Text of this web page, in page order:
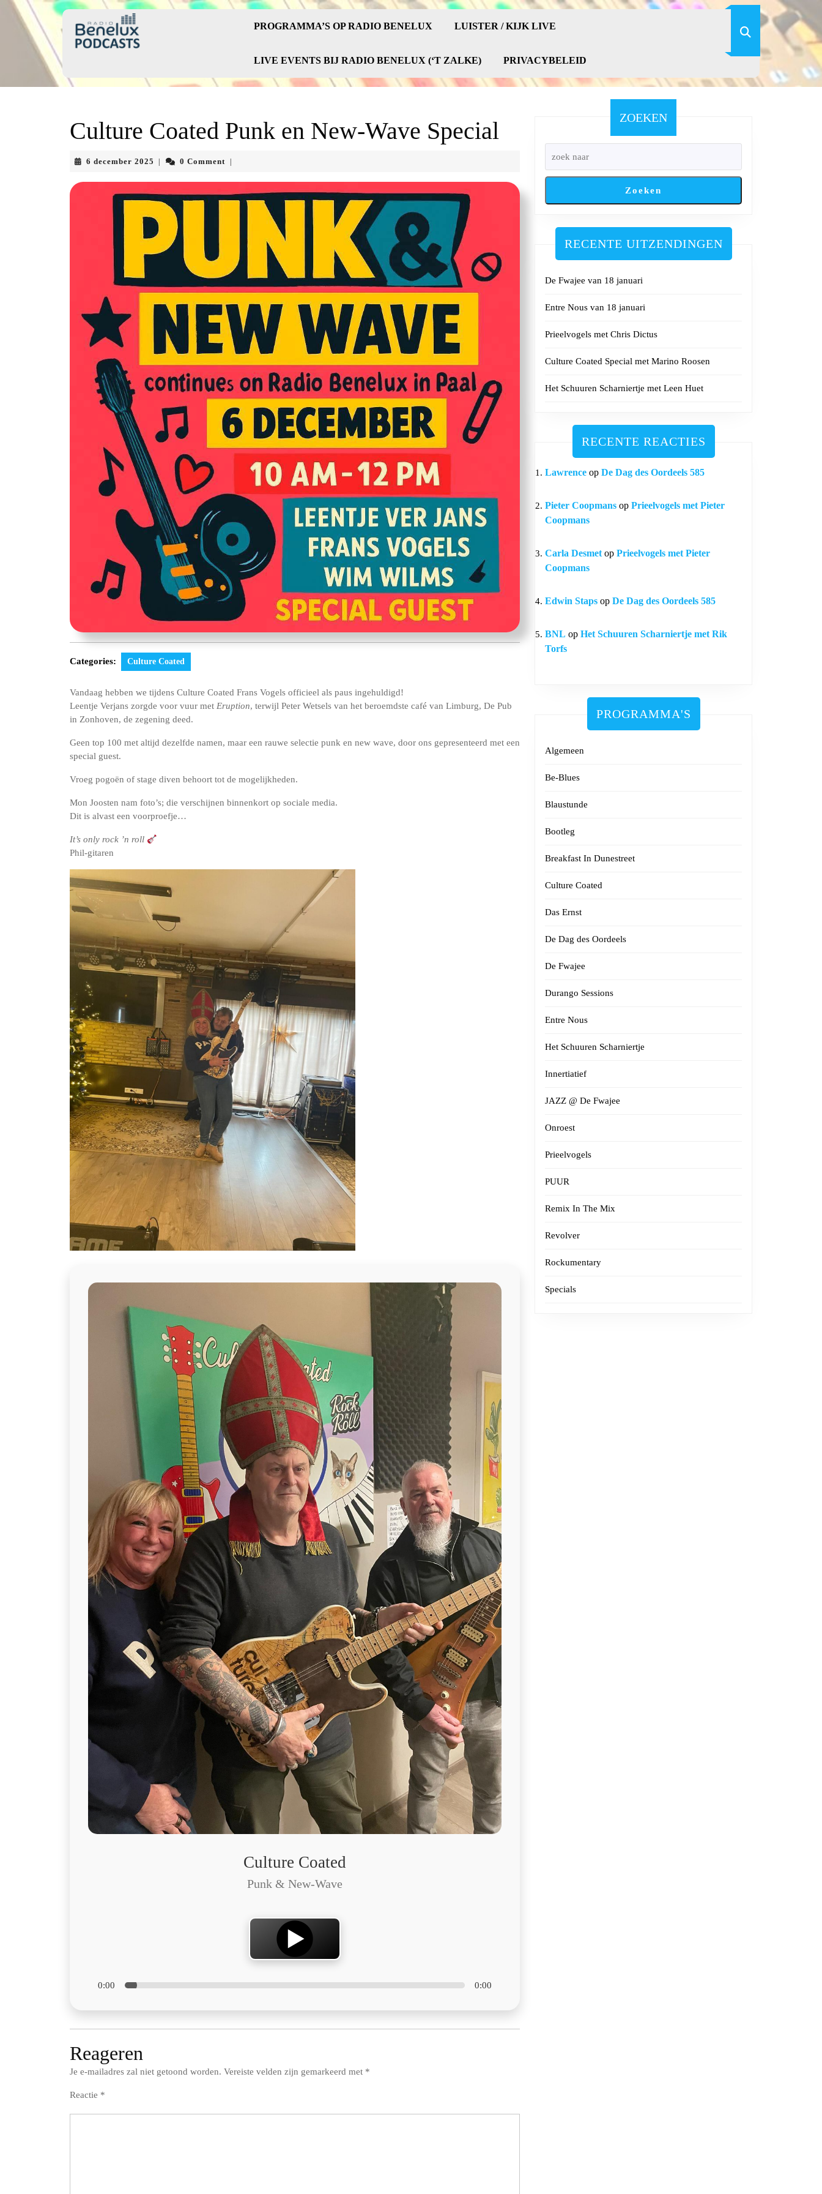
Skip
PROGRAMMA’S OP RADIO BENELUX LUISTER / KIJK LIVE
LIVE EVENTS BIJ RADIO BENELUX (‘T ZALKE) PRIVACYBELEID
Culture Coated Punk en New-Wave Special
6 december 2025
2025
0 Comment
Categories: Culture Coated
Vandaag hebben we tijdens Culture Coated Frans Vogels officieel als paus ingehuldigd!
Leentje Verjans zorgde voor vuur met Eruption, terwijl Peter Wetsels van het beroemdste café van Limburg, De Pub
in Zonhoven, de zegening deed.
Geen top 100 met altijd dezelfde namen, maar een rauwe selectie punk en new wave, door ons gepresenteerd met een
special guest.
Vroeg pogoën of stage diven behoort tot de mogelijkheden.
Mon Joosten nam foto’s; die verschijnen binnenkort op sociale media.
Dit is alvast een voorproefje…
It’s only rock ’n roll
Phil-gitaren
Culture Coated
Punk & New-Wave
0:00 0:00
Reageren
Je e-mailadres zal niet getoond worden. Vereiste velden zijn gemarkeerd met *
Reactie *
ZOEKEN
Zoeken
RECENTE UITZENDINGEN
De Fwajee van 18 januari
Entre Nous van 18 januari
Prieelvogels met Chris Dictus
Culture Coated Special met Marino Roosen
Het Schuuren Scharniertje met Leen Huet
RECENTE REACTIES
Lawrence op De Dag des Oordeels 585
Pieter Coopmans op Prieelvogels met Pieter
Coopmans
Carla Desmet op Prieelvogels met Pieter
Coopmans
Edwin Staps op De Dag des Oordeels 585
BNL op Het Schuuren Scharniertje met Rik
Torfs
PROGRAMMA'S
Algemeen
Be-Blues
Blaustunde
Bootleg
Breakfast In Dunestreet
Culture Coated
Das Ernst
De Dag des Oordeels
De Fwajee
Durango Sessions
Entre Nous
Het Schuuren Scharniertje
Innertiatief
JAZZ @ De Fwajee
Onroest
Prieelvogels
PUUR
Remix In The Mix
Revolver
Rockumentary
Specials